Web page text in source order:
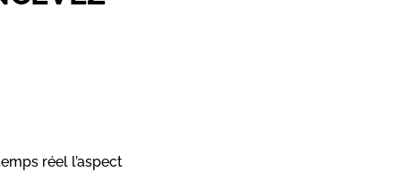
réel l’aspect